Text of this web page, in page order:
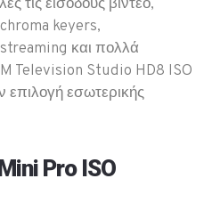
τις εισόδους βίντεο,
keyers,
και πολλά
Television Studio HD8 ISO
επιλογή εσωτερικής
Pro ISO